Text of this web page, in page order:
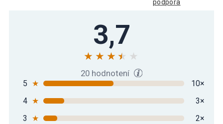
podpora
3,7
20 hodnotení
5 ★
10×
4 ★
3×
3
★
2×